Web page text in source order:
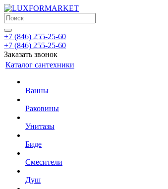
+7 (846) 255-25-60
+7 (846) 255-25-60
Заказать звонок
Каталог сантехники
Ванны
Раковины
Унитазы
Биде
Смесители
Душ